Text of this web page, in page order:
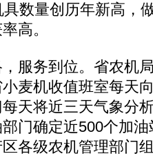
数量创历年新高，
高。
务到位。省农机
麦机收值班室每天
天将近三天气象分
门确定近500个加
各级农机管理部门